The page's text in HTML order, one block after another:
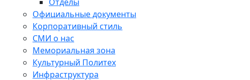
Официальные документы
Корпоративный стиль
СМИ о нас
Мемориальная зона
Культурный Политех
Инфраструктура